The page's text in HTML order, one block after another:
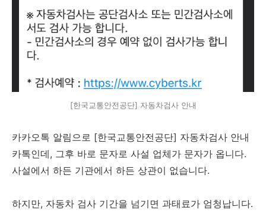
[한국교통안전공단] 자동차검사 안내
카카오톡 알림으로 [한국교통안전공단] 자동차검사 안내
카톡인데, 그후 바로 문자로 사설 업체가 문자가 옵니다.
사설에서 하든 기관에서 하든 상관이 없습니다.
하지만, 자동차 검사 기간을 넘기면 과태료가 엄청납니다.